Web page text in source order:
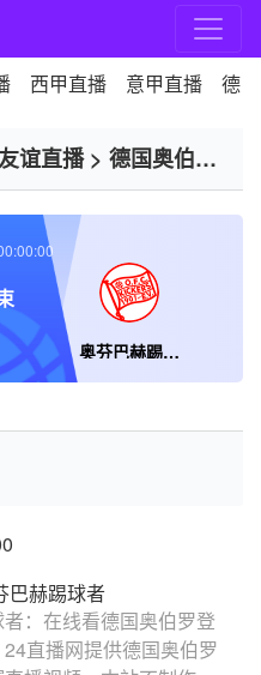
西甲直播 意甲直播 德
谊直播> 德国奥伯罗
奥芬巴赫踢球者
巴赫踢球者
：在线看德国奥伯罗登
直播网提供德国奥伯罗